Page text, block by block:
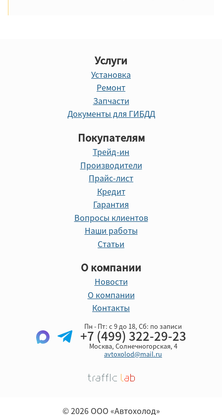
Услуги
Установка
Ремонт
Запчасти
Документы для ГИБДД
Покупателям
Трейд-ин
Производители
Прайс-лист
Кредит
Гарантия
Вопросы клиентов
Наши работы
Статьи
О компании
Новости
О компании
Контакты
Пн - Пт: с 9 до 18, Cб: по записи
+7 (499) 322-29-23
Москва, Солнечногорская, 4
avtoxolod@mail.ru
© 2026 ООО «Автохолод»